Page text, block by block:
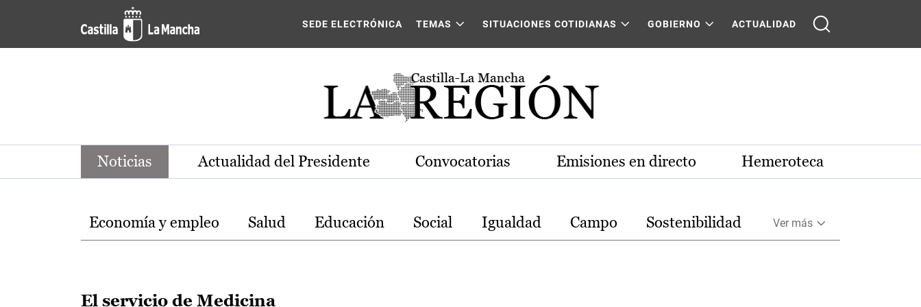
Pasar al contenido principal
Noticias de la región de Castilla-La Mancha
SEDE ELECTRÓNICA TEMAS SITUACIONES COTIDIANAS GOBIERNO ACTUALIDAD
Noticias Actualidad del Presidente Convocatorias Emisiones en directo Hemeroteca
Temas
Economía y empleo Salud Educación Social Igualdad Campo Sostenibilidad Ver más
El servicio de Medicina